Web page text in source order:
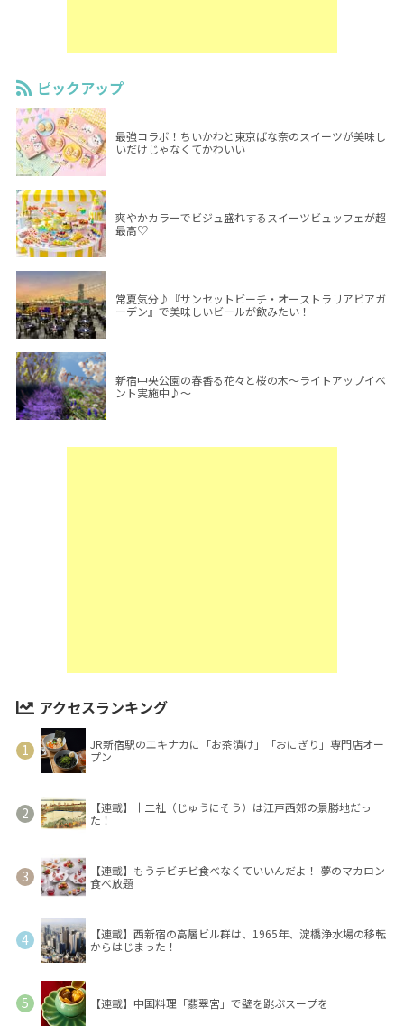
ピックアップ
最強コラボ！ちいかわと東京ばな奈のスイーツが美味し
いだけじゃなくてかわいい
爽やかカラーでビジュ盛れするスイーツビュッフェが超
最高♡
常夏気分♪『サンセットビーチ・オーストラリアビアガ
ーデン』で美味しいビールが飲みたい！
新宿中央公園の春香る花々と桜の木～ライトアップイベ
ント実施中♪～
アクセスランキング
JR新宿駅のエキナカに「お茶漬け」「おにぎり」専門店オー
プン
【連載】十二社（じゅうにそう）は江戸西郊の景勝地だっ
た！
【連載】もうチビチビ食べなくていいんだよ！ 夢のマカロン
食べ放題
【連載】西新宿の高層ビル群は、1965年、淀橋浄水場の移転
からはじまった！
【連載】中国料理「翡翠宮」で壁を跳ぶスープを